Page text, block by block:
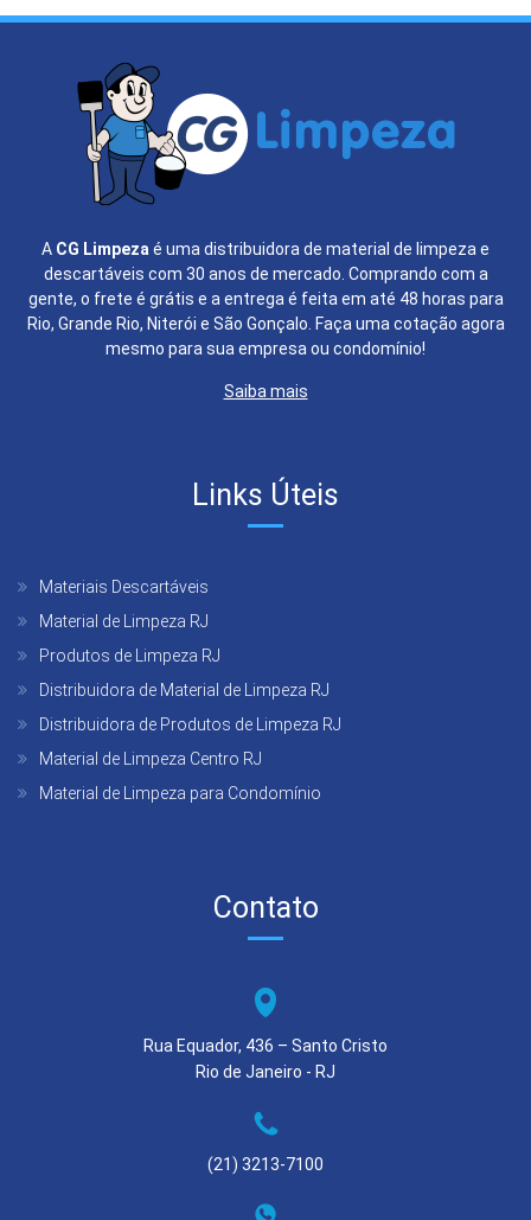
A CG Limpezaé uma distribuidora de material de limpeza e
descartáveis com 30 anos de mercado. Comprando com a
gente, o frete é grátis e a entrega é feita em até 48 horas para
Rio, Grande Rio, Niterói e São Gonçalo. Faça uma cotação agora
mesmo para sua empresa ou condomínio!
Saiba mais
Links Úteis
Materiais Descartáveis
Material de Limpeza RJ
Produtos de Limpeza RJ
Distribuidora de Material de Limpeza RJ
Distribuidora de Produtos de Limpeza RJ
Material de Limpeza Centro RJ
Material de Limpeza para Condomínio
Contato
Rua Equador, 436 – Santo Cristo
Rio de Janeiro - RJ
(21) 3213-7100